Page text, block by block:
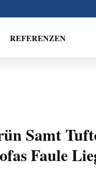
REFERENZEN
Samt
Faule